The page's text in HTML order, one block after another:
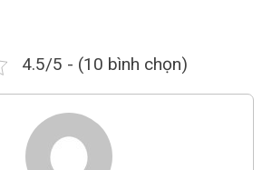
4.5/5 - (10 bình chọn)